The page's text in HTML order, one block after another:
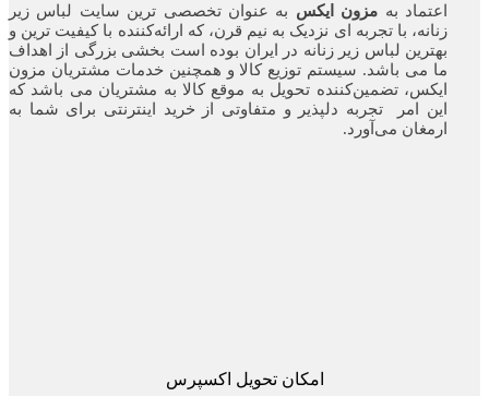
اعتماد بهمزون ایکس به عنوان تخصصی ترین سایت لباس زیر
زنانه، با تجربه ای نزدیک به نیم قرن، که ارائه‌کننده با کیفیت ترین و
بهترین لباس زیر زنانه در ایران بوده ‌است بخشی بزرگی از اهداف
ما می باشد. سیستم توزیع کالا و همچنین خدمات مشتریان مزون
ایکس، تضمین‌کننده‌ تحویل به موقع کالا به مشتریان می باشد که
این امر تجربه‌ دلپذیر و متفاوتی از خرید اینترنتی برای شما به
ارمغان می‌آورد.
امکان تحویل اکسپرس